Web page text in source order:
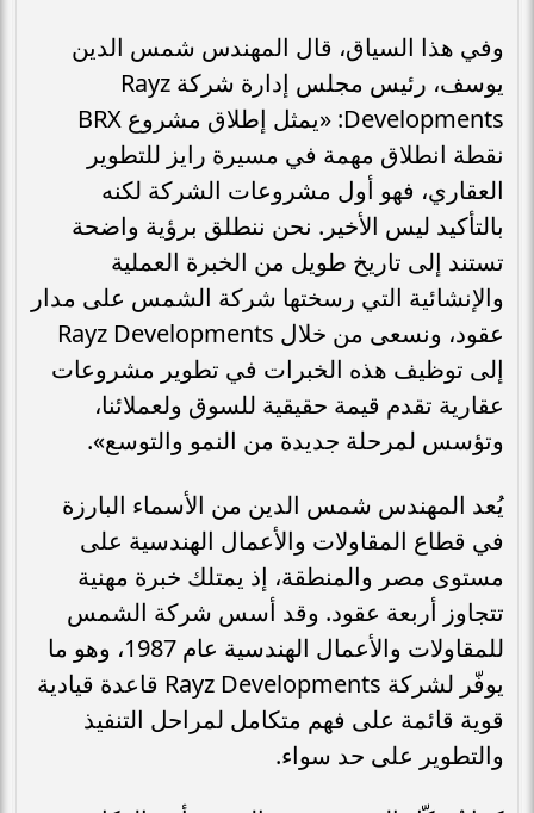
وفي هذا السياق، قال المهندس شمس الدين
يوسف، رئيس مجلس إدارة شركة Rayz
Developments: «يمثل إطلاق مشروع BRX
نقطة انطلاق مهمة في مسيرة رايز للتطوير
العقاري، فهو أول مشروعات الشركة لكنه
بالتأكيد ليس الأخير. نحن ننطلق برؤية واضحة
تستند إلى تاريخ طويل من الخبرة العملية
والإنشائية التي رسختها شركة الشمس على مدار
عقود، ونسعى من خلال Rayz Developments
إلى توظيف هذه الخبرات في تطوير مشروعات
عقارية تقدم قيمة حقيقية للسوق ولعملائنا،
وتؤسس لمرحلة جديدة من النمو والتوسع».
يُعد المهندس شمس الدين من الأسماء البارزة
في قطاع المقاولات والأعمال الهندسية على
مستوى مصر والمنطقة، إذ يمتلك خبرة مهنية
تتجاوز أربعة عقود. وقد أسس شركة الشمس
للمقاولات والأعمال الهندسية عام 1987، وهو ما
يوفّر لشركة Rayz Developments قاعدة قيادية
قوية قائمة على فهم متكامل لمراحل التنفيذ
والتطوير على حد سواء.